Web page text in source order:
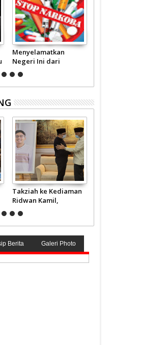
Menyelamatkan
Negeri Ini dari
Narkoba
Takziah ke Kediaman
Ridwan Kamil,
Gubernur Mahyeldi
Doakan Eril Syahid
Berita Galeri Photo